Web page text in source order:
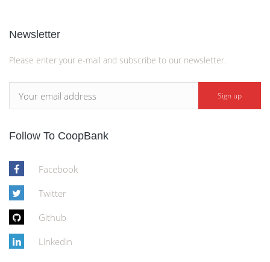
Newsletter
Please enter your e-mail and subscribe to our newsletter.
Follow To CoopBank
Facebook
Twitter
Github
Linkedin